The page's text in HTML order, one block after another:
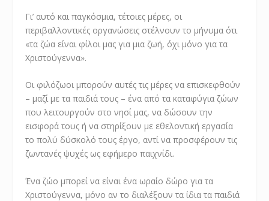
Γι’ αυτό και παγκόσμια, τέτοιες μέρες, οι
περιβαλλοντικές οργανώσεις στέλνουν το μήνυμα ότι
«τα ζώα είναι φίλοι μας για μια ζωή, όχι μόνο για τα
Χριστούγεννα».
Οι φιλόζωοι μπορούν αυτές τις μέρες να επισκεφθούν
– μαζί με τα παιδιά τους – ένα από τα καταφύγια ζώων
που λειτουργούν στο νησί μας, να δώσουν την
εισφορά τους ή να στηρίξουν με εθελοντική εργασία
το πολύ δύσκολό τους έργο, αντί να προσφέρουν τις
ζωντανές ψυχές ως εφήμερο παιχνίδι.
Ένα ζώο μπορεί να είναι ένα ωραίο δώρο για τα
Χριστούγεννα, μόνο αν το διαλέξουν τα ίδια τα παιδιά